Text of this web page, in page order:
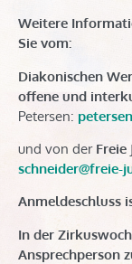
Weitere
Sie vom:
Diakonischen
offene und
Petersen:
und von derFreie
schneider@freie-
Anmeldeschluss
In der
Ansprechperson